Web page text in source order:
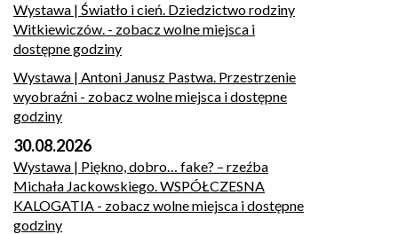
Wystawa | Światło i cień. Dziedzictwo rodziny
Witkiewiczów. - zobacz wolne miejsca i
dostępne godziny
Wystawa | Antoni Janusz Pastwa. Przestrzenie
wyobraźni - zobacz wolne miejsca i dostępne
godziny
30.08.2026
Wystawa | Piękno, dobro… fake? – rzeźba
Michała Jackowskiego. WSPÓŁCZESNA
KALOGATIA - zobacz wolne miejsca i dostępne
godziny